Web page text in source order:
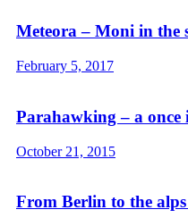
Meteora – Moni in the
February 5, 2017
Parahawking – a
October 21, 2015
From Berlin to the